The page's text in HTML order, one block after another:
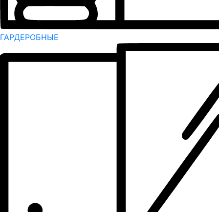
ГАРДЕРОБНЫЕ